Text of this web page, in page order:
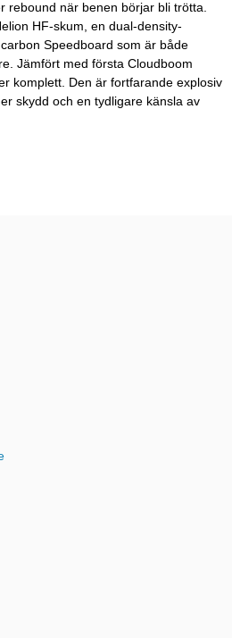
rebound när benen börjar bli trötta.
HF-skum, en dual-density-
Speedboard som är både
Jämfört med första Cloudboom
komplett. Den är fortfarande explosiv
skydd och en tydligare känsla av